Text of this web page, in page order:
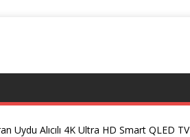
Uydu Alıcılı 4K Ultra HD Smart QLED TV